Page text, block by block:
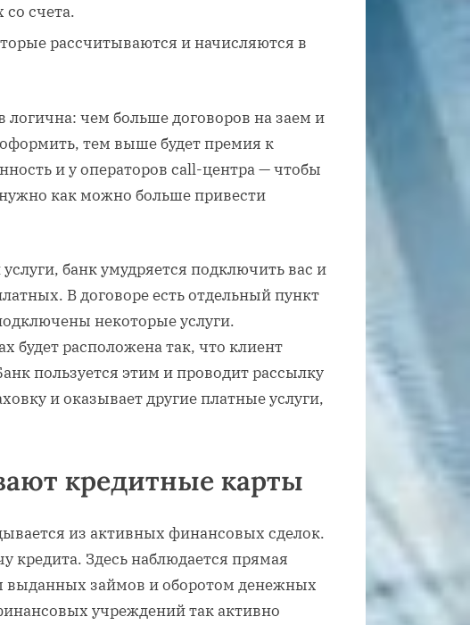
счета.
рассчитываются и начисляются в
логична: чем больше договоров на заем и
тем выше будет премия к
и у операторов call-центра — чтобы
нужно как можно больше привести
банк умудряется подключить вас и
В договоре есть отдельный пункт
некоторые услуги.
будет расположена так, что клиент
пользуется этим и проводит рассылку
и оказывает другие платные услуги,
кредитные карты
из активных финансовых сделок.
кредита. Здесь наблюдается прямая
выданных займов и оборотом денежных
учреждений так активно